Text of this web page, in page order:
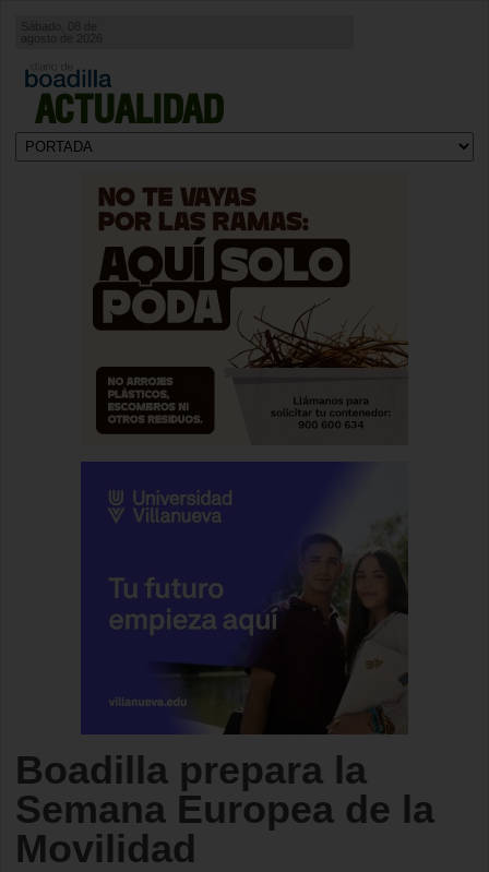
ACTUALIDAD
Sábado, 08 de
agosto de 2026
Boadilla prepara la
Semana Europea de la
Movilidad